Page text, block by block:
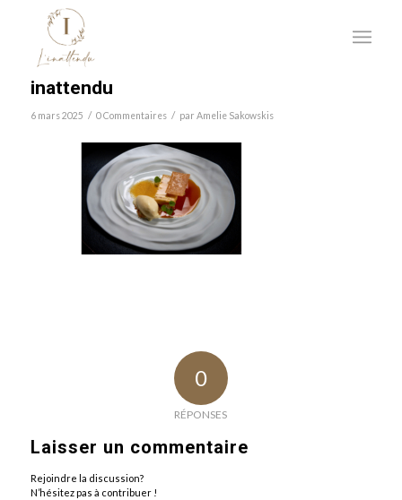
inattendu
6 mars 2025 / 0 Commentaires / par Amelie Sakowskis
0
RÉPONSES
Laisser un commentaire
Rejoindre la discussion?
N’hésitez pas à contribuer !